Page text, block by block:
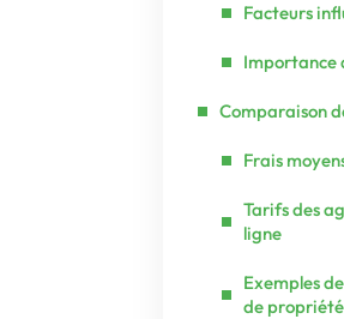
Facteurs
Importance
Comparaison
Frais
Tarifs des
ligne
Exemples
de